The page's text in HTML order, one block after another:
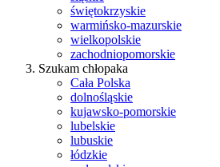
świętokrzyskie
warmińsko-mazurskie
wielkopolskie
zachodniopomorskie
Szukam chłopaka
Cała Polska
dolnośląskie
kujawsko-pomorskie
lubelskie
lubuskie
łódzkie